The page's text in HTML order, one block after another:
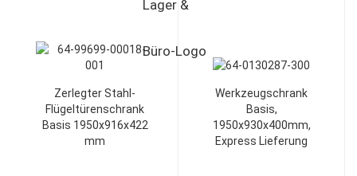
Zerlegter Stahl-
Flügeltürenschrank
Basis 1950x916x422
mm
Werkzeugschrank
Basis,
1950x930x400mm,
Express Lieferung